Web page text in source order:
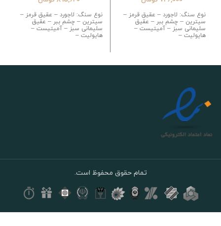
نوع سنگ: لاجورد – عقیق قرمز –
سیترین – چشم ببر – عقیق
سلیمانی سبز – آمیتیست –
هایولیت –
نوع سنگ: لاجورد – عقیق قرمز –
سیترین – چشم ببر – عقیق
سلیمانی سبز – آمیتیست –
هایولیت –
تمام حقوق محفوظ است.